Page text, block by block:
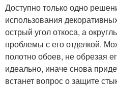
Доступно только одно
использования
острый угол откоса, а
проблемы с его отделкой.
полотно обоев, не обрезая
идеально, иначе снова
встанет вопрос о защите